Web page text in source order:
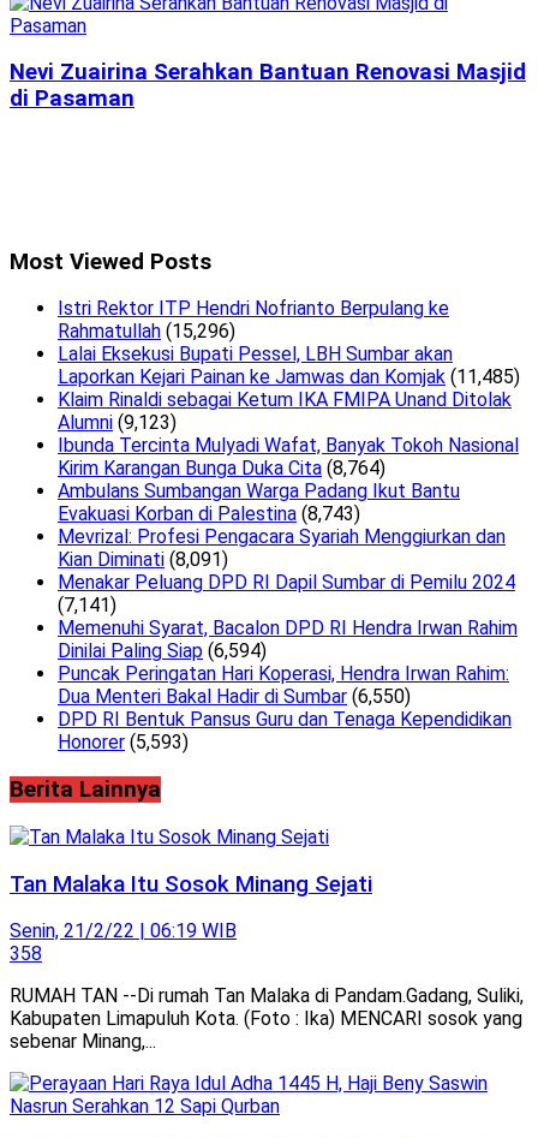
Nevi Zuairina Serahkan Bantuan Renovasi Masjid
di Pasaman
Most Viewed Posts
Istri Rektor ITP Hendri Nofrianto Berpulang ke
Rahmatullah (15,296)
Lalai Eksekusi Bupati Pessel, LBH Sumbar akan
Laporkan Kejari Painan ke Jamwas dan Komjak (11,485)
Klaim Rinaldi sebagai Ketum IKA FMIPA Unand Ditolak
Alumni (9,123)
Ibunda Tercinta Mulyadi Wafat, Banyak Tokoh Nasional
Kirim Karangan Bunga Duka Cita (8,764)
Ambulans Sumbangan Warga Padang Ikut Bantu
Evakuasi Korban di Palestina (8,743)
Mevrizal: Profesi Pengacara Syariah Menggiurkan dan
Kian Diminati (8,091)
Menakar Peluang DPD RI Dapil Sumbar di Pemilu 2024
(7,141)
Memenuhi Syarat, Bacalon DPD RI Hendra Irwan Rahim
Dinilai Paling Siap (6,594)
Puncak Peringatan Hari Koperasi, Hendra Irwan Rahim:
Dua Menteri Bakal Hadir di Sumbar (6,550)
DPD RI Bentuk Pansus Guru dan Tenaga Kependidikan
Honorer (5,593)
Berita Lainnya
Tan Malaka Itu Sosok Minang Sejati
Senin, 21/2/22 | 06:19 WIB
358
RUMAH TAN --Di rumah Tan Malaka di Pandam.Gadang, Suliki,
Kabupaten Limapuluh Kota. (Foto : Ika) MENCARI sosok yang
sebenar Minang,...